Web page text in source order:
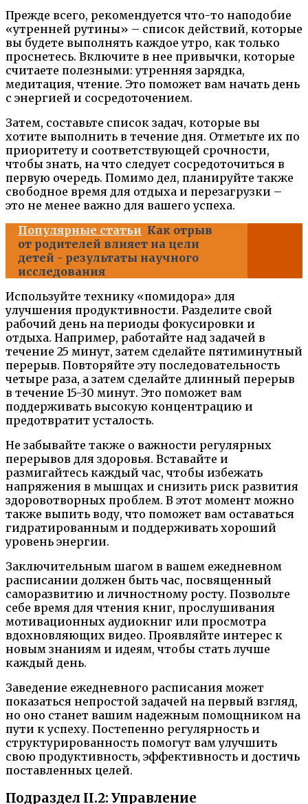
Прежде всего, рекомендуется что-то наподобие
«утренней рутины» – список действий, которые
вы будете выполнять каждое утро, как только
проснетесь. Включите в нее привычки, которые
считаете полезными: утренняя зарядка,
медитация, чтение. Это поможет вам начать день
с энергией и сосредоточением.
Затем, составьте список задач, которые вы
хотите выполнить в течение дня. Отметьте их по
приоритету и соответствующей срочности,
чтобы знать, на что следует сосредоточиться в
первую очередь. Помимо дел, планируйте также
свободное время для отдыха и перезагрузки –
это не менее важно для вашего успеха.
Популярные статьи Как отрыв
от родителей влияет на цели
детей - результаты научного
исследования
Используйте технику «помидора» для
улучшения продуктивности. Разделите свой
рабочий день на периоды фокусировки и
отдыха. Например, работайте над задачей в
течение 25 минут, затем сделайте пятиминутный
перерыв. Повторяйте эту последовательность
четыре раза, а затем сделайте длинный перерыв
в течение 15-30 минут. Это поможет вам
поддерживать высокую концентрацию и
предотвратит усталость.
Не забывайте также о важности регулярных
перерывов для здоровья. Вставайте и
размигайтесь каждый час, чтобы избежать
напряжения в мышцах и снизить риск развития
здоровотворных проблем. В этот момент можно
также выпить воду, что поможет вам оставаться
гидратированным и поддерживать хороший
уровень энергии.
Заключительным шагом в вашем ежедневном
расписании должен быть час, посвященный
саморазвитию и личностному росту. Позвольте
себе время для чтения книг, прослушивания
мотивационных аудиокниг или просмотра
вдохновляющих видео. Проявляйте интерес к
новым знаниям и идеям, чтобы стать лучше
каждый день.
Заведение ежедневного расписания может
показаться непростой задачей на первый взгляд,
но оно станет вашим надежным помощником на
пути к успеху. Постепенно регулярность и
структурированность помогут вам улучшить
свою продуктивность, эффективность и достичь
поставленных целей.
Подраздел II.2: Управление